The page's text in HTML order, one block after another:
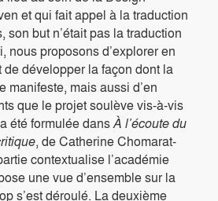
et qui fait appel à la traduction
but n’était pas la traduction
nous proposons d’explorer en
développer la façon dont la
manifeste, mais aussi d’en
que le projet soulève vis-à-vis
été formulée dansÀ l’écoute du
, de Catherine Chomarat-
contextualise l’académie
une vue d’ensemble sur la
s’est déroulé. La deuxième